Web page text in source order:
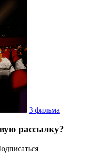
3 фильма
рассылку?